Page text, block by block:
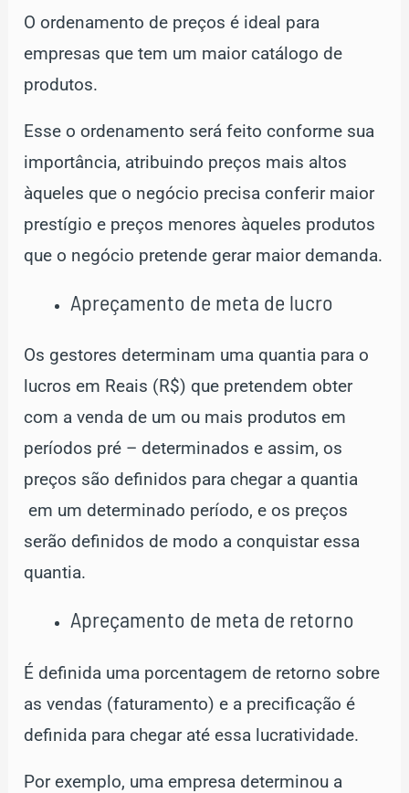
O ordenamento de preços é ideal para
empresas que tem um maior catálogo de
produtos.
Esse o ordenamento será feito conforme sua
importância, atribuindo preços mais altos
àqueles que o negócio precisa conferir maior
prestígio e preços menores àqueles produtos
que o negócio pretende gerar maior demanda.
Apreçamento de meta de lucro
Os gestores determinam uma quantia para o
lucros em Reais (R$) que pretendem obter
com a venda de um ou mais produtos em
períodos pré – determinados e assim, os
preços são definidos para chegar a quantia
em um determinado período, e os preços
serão definidos de modo a conquistar essa
quantia.
Apreçamento de meta de retorno
É definida uma porcentagem de retorno sobre
as vendas (faturamento) e a precificação é
definida para chegar até essa lucratividade.
Por exemplo, uma empresa determinou a